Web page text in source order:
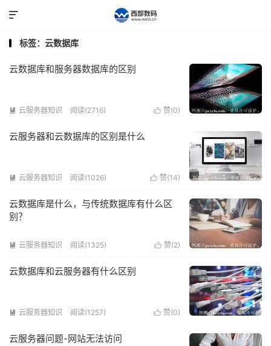

标签：云数据库
云数据库和服务器数据库的区别
 云服务器知识 阅读(2716)  赞(0)
云服务器和云数据库的区别是什么
 云服务器知识 阅读(1026)  赞(14)
云数据库是什么，与传统数据库有什么区
别？
 云服务器知识 阅读(1325)  赞(2)
云数据库和云服务器有什么区别
 云服务器知识 阅读(1257)  赞(0)
云服务器问题-网站无法访问